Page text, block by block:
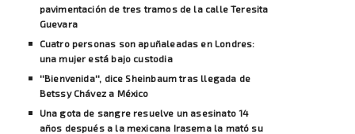
pavimentación de tres tramos de la calle Teresita
Guevara
Cuatro personas son apuñaleadas en Londres:
una mujer está bajo custodia
''Bienvenida'', dice Sheinbaum tras llegada de
Betssy Chávez a México
Una gota de sangre resuelve un asesinato 14
años después a la mexicana Irasema la mató su